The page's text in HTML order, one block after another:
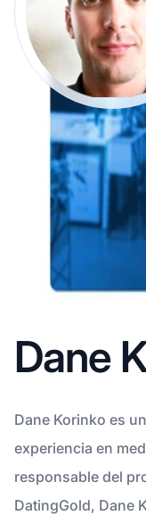
Dane
Dane Korinko es
experiencia en
responsable del
DatingGold, Dane